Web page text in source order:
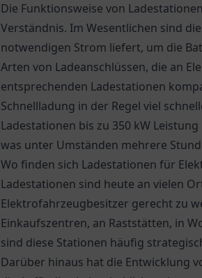
Die Funktionsweise von
Verständnis. Im Wesentlichen sind
notwendigen Strom liefert, um die
Arten von Ladeanschlüssen, die an
entsprechenden Ladestationen
Schnellladung in der Regel viel
Ladestationen bis zu 350 kW
was unter Umständen mehrere
Wo finden sich Ladestationen für
Ladestationen sind heute an vielen
Elektrofahrzeugbesitzer gerecht zu
Einkaufszentren, an Raststätten, in
sind diese Stationen häufig
Darüber hinaus hat die Entwicklung